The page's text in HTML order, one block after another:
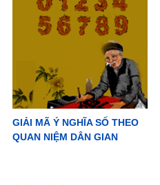
GIẢI MÃ Ý NGHĨA SỐ THEO
QUAN NIỆM DÂN GIAN